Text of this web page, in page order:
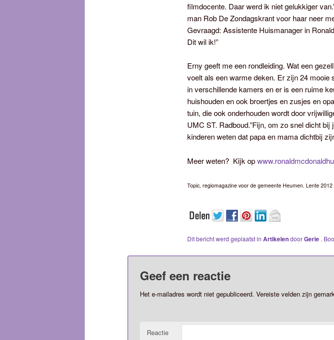
filmdocente. Daar werd ik niet gelukkiger
man Rob De Zondagskrant voor haar neer
Gevraagd: Assistente Huismanager in
Dit wil ik!”
Erny geeft me een rondleiding. Wat een
voelt als een warme deken. Er zijn 24
in verschillende kamers en er is een ruime
huishouden en ook broertjes en zusjes en
tuin, die ook onderhouden wordt door
UMC ST. Radboud.”Fijn, om zo snel dicht
kinderen weten dat papa en mama dichtbij
Meer weten? Kijk op
Topic, regiomagazine voor de gemeente Heumen. Lente 2012
Dit bericht werd geplaatst in ArtikelendoorGerie .
Geef een reactie
Het e-mailadres wordt niet gepubliceerd. Vereiste velden zijn
Reactie